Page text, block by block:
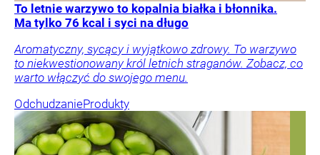
To letnie warzywo to kopalnia białka i błonnika.
Ma tylko 76 kcal i syci na długo
Aromatyczny, sycący i wyjątkowo zdrowy. To warzywo
to niekwestionowany król letnich straganów. Zobacz, co
warto włączyć do swojego menu.
OdchudzanieProdukty